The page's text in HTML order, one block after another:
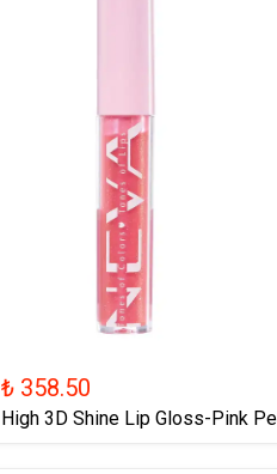
₺ 358.50
High 3D Shine Lip Gloss-Pink